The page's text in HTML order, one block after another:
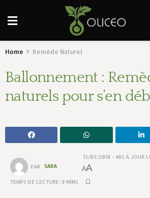
Home Remède Naturel
Ballonnement :
naturels pour s’en
PAR SARA
TEMPS DE LECTURE: 9 MINS
13/03/2018 - MIS À JOUR
AA